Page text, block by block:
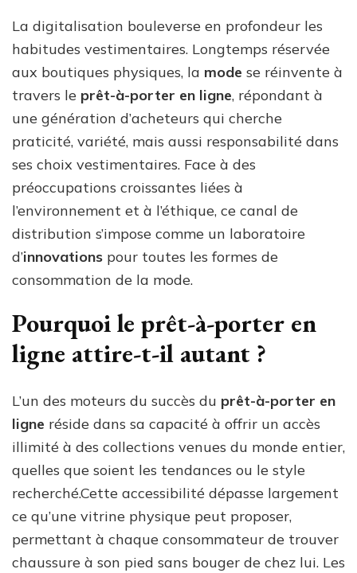
La digitalisation bouleverse en profondeur les
habitudes vestimentaires. Longtemps réservée
aux boutiques physiques, la mode se réinvente à
travers le prêt-à-porter en ligne, répondant à
une génération d’acheteurs qui cherche
praticité, variété, mais aussi responsabilité dans
ses choix vestimentaires. Face à des
préoccupations croissantes liées à
l’environnement et à l’éthique, ce canal de
distribution s’impose comme un laboratoire
d’innovations pour toutes les formes de
consommation de la mode.
Pourquoi le prêt-à-porter en
ligne attire-t-il autant ?
L’un des moteurs du succès du prêt-à-porter en
ligne réside dans sa capacité à offrir un accès
illimité à des collections venues du monde entier,
quelles que soient les tendances ou le style
recherché.Cette accessibilité dépasse largement
ce qu’une vitrine physique peut proposer,
permettant à chaque consommateur de trouver
chaussure à son pied sans bouger de chez lui. Les